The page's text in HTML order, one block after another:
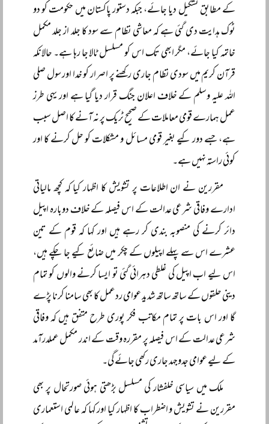
کے مطابق تشکیل دیا جائے، جبکہ دستور پاکستان میں حکومت کو دو
ٹوک ہدایت دی گئی ہے کہ معاشی نظام سے سود کا جلد از جلد مکمل
خاتمہ کیا جائے، مگر ابھی تک اس کو مسلسل ٹالا جا رہا ہے۔ حالانکہ
قرآن کریم میں سودی نظام جاری رکھنے پر اصرار کو خدا اور سول صلی
اللہ علیہ وسلم کے خلاف اعلان جنگ قرار دیا گیا ہے اور یہی طرز
عمل ہمارے قومی معاملات کے صحیح ٹریک پر نہ آنے کا اصل سبب
ہے، جسے دور کیے بغیر قومی مسائل و مشکلات کو حل کرنے کا اور
کوئی راستہ نہیں ہے۔
مقررین نے ان اطلاعات پر تشویش کا اظہار کیا کہ کچھ مالیاتی
ادارے وفاقی شرعی عدالت کے اس فیصلہ کے خلاف دوبارہ اپیل
دائر کرنے کی منصوبہ بندی کر رہے ہیں اور کہا کہ قوم کے تین
عشرے اس سے پہلے اپیلوں کے چکر میں ضائع کیے جا چکے ہیں،
اس لیے اب اپیل کی غلطی دہرائی گئی تو ایسا کرنے والوں کو تمام
دینی حلقوں کے ساتھ ساتھ شدید عوامی ردعمل کا بھی سامنا کرنا پڑے
گا اور اس بات پر تمام مکاتب فکر پوری طرح متفق ہیں کہ وفاقی
شرعی عدالت کے اس فیصلہ پر مقررہ وقت کے اندر مکمل عملدرآمد
کے لیے عوامی جدوجہد جاری رکھی جائے گی۔
ملک میں سیاسی خلفشار کی مسلسل بڑھتی ہوئی صورتحال پر بھی
مقررین نے تشویش و اضطراب کا اظہار کیا اور کہا کہ عالمی استعماری